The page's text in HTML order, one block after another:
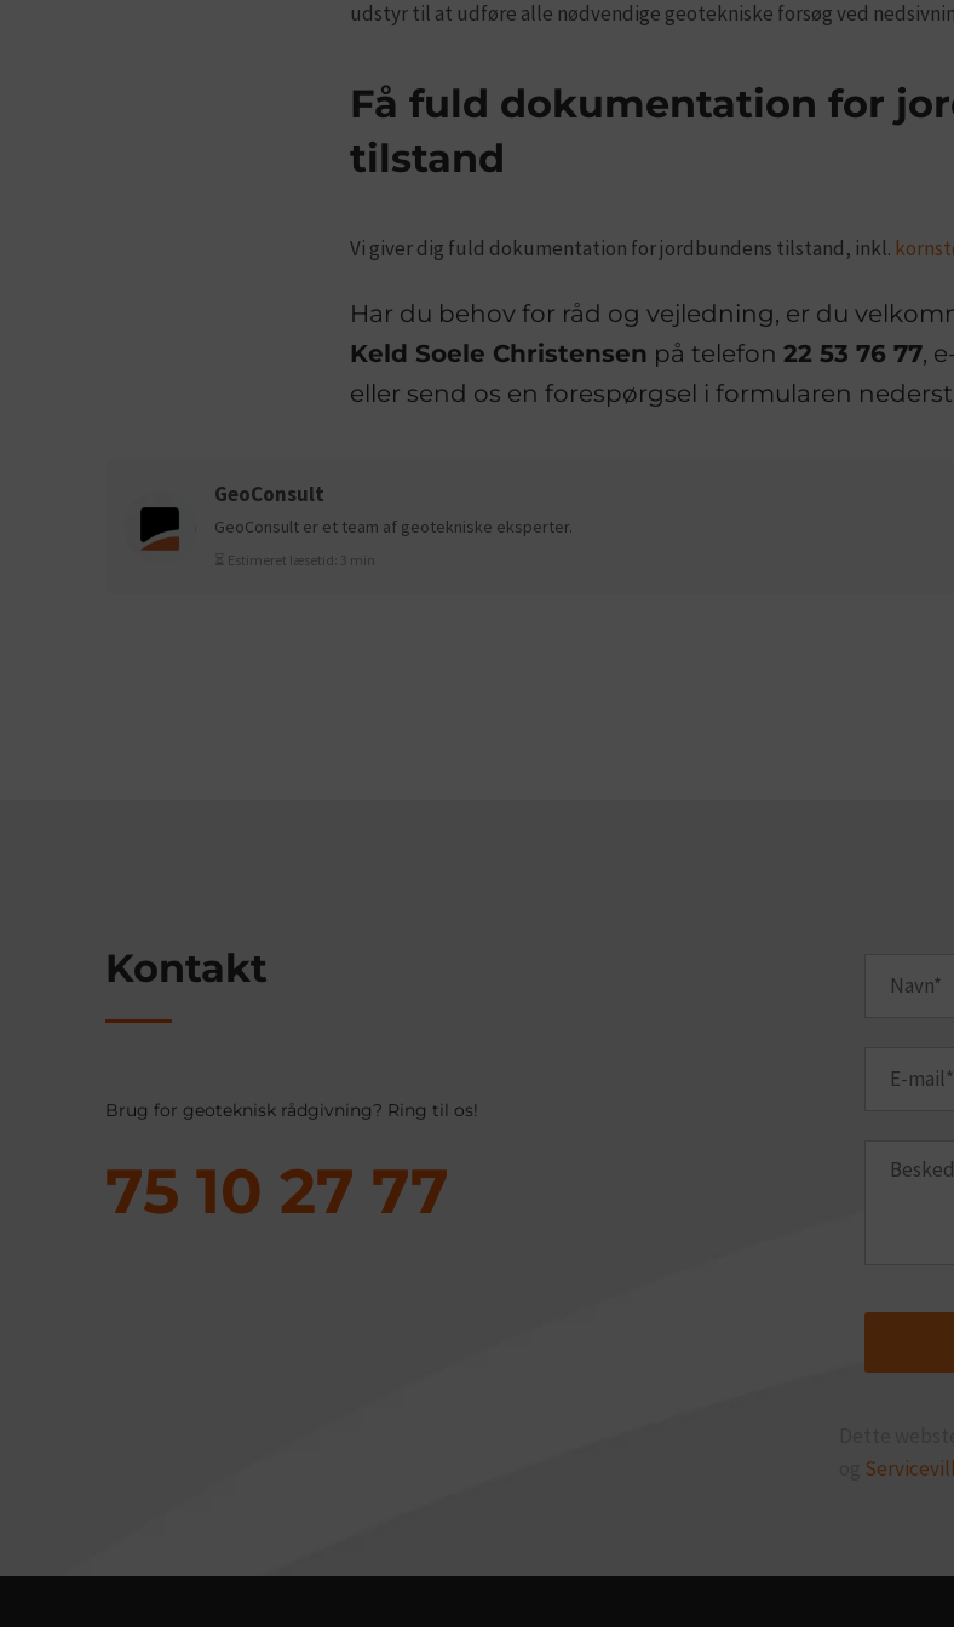
udstyr til at udføre alle nødvendige geotekniske forsøg ved
Få fuld dokumentation for
tilstand
Vi giver dig fuld dokumentation for jordbundens tilstand, inkl.
Har du behov for råd og vejledning, er du
Keld Soele Christensen på telefon 22 53 76 77,
eller send os en forespørgsel i formularen
GeoConsult
GeoConsult er et team af geotekniske eksperter.
⏳ Estimeret læsetid: 3 min
Kontakt
Brug for geoteknisk rådgivning? Ring til os!
75 10 27 77